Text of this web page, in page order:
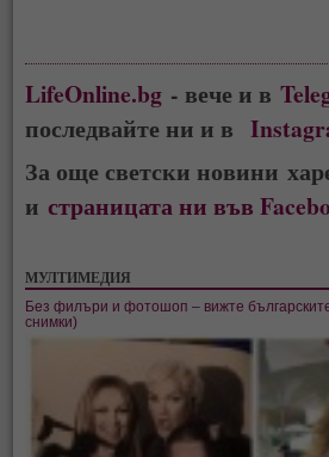
LifeOnline.bg - вече и в
последвайте ни и в
За още светски новини
истраницата ни във
МУЛТИМЕДИЯ
Без филъри и фотошоп – вижте
снимки)